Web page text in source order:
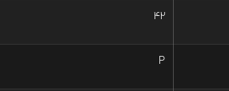
42
P